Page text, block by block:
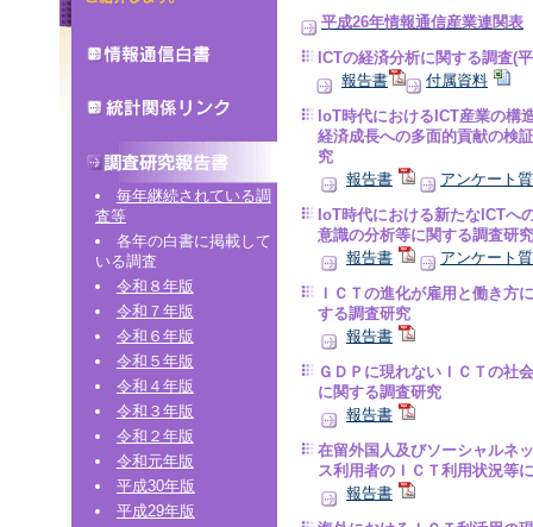
毎年継続されている調
査等
各年の白書に掲載して
いる調査
令和８年版
令和７年版
令和６年版
令和５年版
令和４年版
令和３年版
令和２年版
令和元年版
平成30年版
平成29年版
平成26年情報通信産業連関表
ICTの経済分析に関する調査(
報告書
付属資料
IoT時代におけるICT産業の構
経済成長への多面的貢献の検
究
報告書
アンケート
IoT時代における新たなICTへ
意識の分析等に関する調査研究
報告書
アンケート
ＩＣＴの進化が雇用と働き方
する調査研究
報告書
ＧＤＰに現れないＩＣＴの社
に関する調査研究
報告書
在留外国人及びソーシャルネ
ス利用者のＩＣＴ利用状況等
報告書